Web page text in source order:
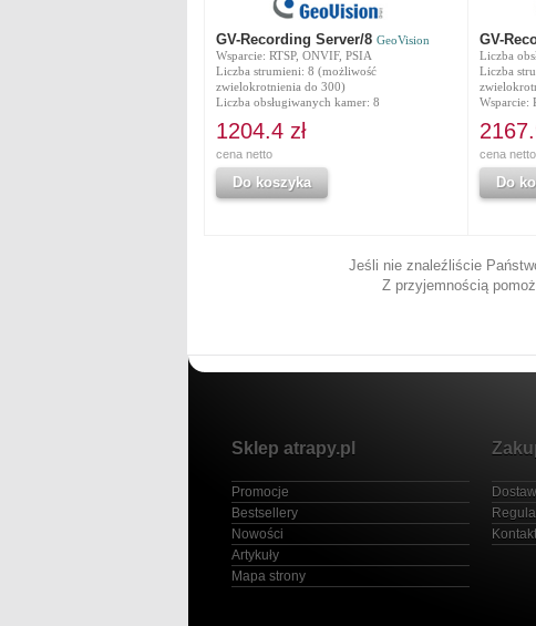
GV-Recording Server/8 GeoVision
Wsparcie: RTSP, ONVIF, PSIA
Liczba strumieni: 8 (możliwość
zwielokrotnienia do 300)
Liczba obsługiwanych kamer: 8
1204.4 zł
cena netto
Do koszyka
GV-
Liczba
Liczba
Wsparcie:
cena netto
Do
Jeśli nie znaleźliście
Z przyjemnością
Sklep atrapy.pl
Promocje
Bestsellery
Nowości
Artykuły
Mapa strony
Kontakt